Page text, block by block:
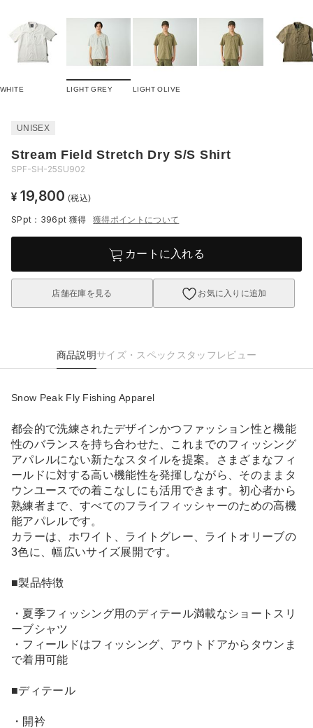
WHITE LIGHT GREY LIGHT OLIVE
UNISEX
Stream Field Stretch Dry S/S Shirt
SPF-SH-25SU902
¥ 19,800 (税込)
SPpt：396pt 獲得 獲得ポイントについて
カートに入れる
店舗在庫を見る お気に入りに追加
商品説明サイズ・スペック スタッフレビュー
Snow Peak Fly Fishing Apparel
都会的で洗練されたデザインかつファッション性と機能
性のバランスを持ち合わせた、これまでのフィッシング
アパレルにない新たなスタイルを提案。さまざまなフィ
ールドに対する高い機能性を発揮しながら、そのままタ
ウンユースでの着こなしにも活用できます。初心者から
熟練者まで、すべてのフライフィッシャーのための高機
能アパレルです。
カラーは、ホワイト、ライトグレー、ライトオリーブの
3色に、幅広いサイズ展開です。
■製品特徴
・夏季フィッシング用のディテール満載なショートスリ
ーブシャツ
・フィールドはフィッシング、アウトドアからタウンま
で着用可能
■ディテール
・開衿